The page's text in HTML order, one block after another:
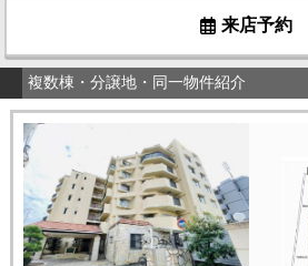
来店予約
複数棟・分譲地・同一物件紹介